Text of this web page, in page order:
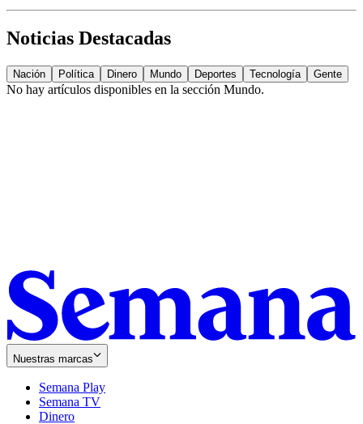
Noticias Destacadas
Nación Política Dinero Mundo Deportes Tecnología Gente
No hay artículos disponibles en la sección Mundo.
Nuestras marcas
Semana Play
Semana TV
Dinero